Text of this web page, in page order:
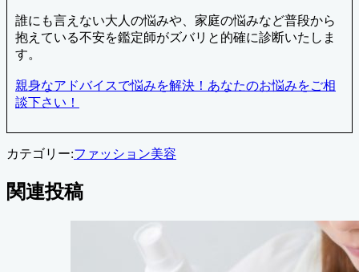
誰にも言えない大人の悩みや、家庭の悩みなど普段から
抱えている不安を鑑定師がズバリと的確に診断いたしま
す。
親身なアドバイスで悩みを解決！あなたのお悩みをご相
談下さい！
カテゴリー:ファッション美容
関連投稿